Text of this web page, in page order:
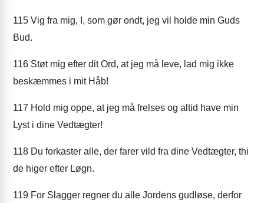
115 Vig fra mig, I, som gør ondt, jeg vil holde min Guds
Bud.
116 Støt mig efter dit Ord, at jeg må leve, lad mig ikke
beskæmmes i mit Håb!
117 Hold mig oppe, at jeg må frelses og altid have min
Lyst i dine Vedtægter!
118 Du forkaster alle, der farer vild fra dine Vedtægter, thi
de higer efter Løgn.
119 For Slagger regner du alle Jordens gudløse, derfor